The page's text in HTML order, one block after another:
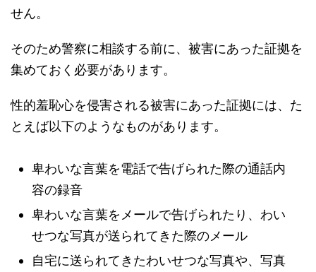
せん。
そのため警察に相談する前に、被害にあった証拠を
集めておく必要があります。
性的羞恥心を侵害される被害にあった証拠には、た
とえば以下のようなものがあります。
卑わいな言葉を電話で告げられた際の通話内
容の録音
卑わいな言葉をメールで告げられたり、わい
せつな写真が送られてきた際のメール
自宅に送られてきたわいせつな写真や、写真